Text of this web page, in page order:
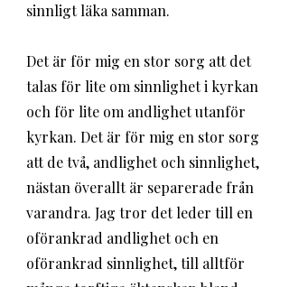
sinnligt läka samman.
Det är för mig en stor sorg att det
talas för lite om sinnlighet i kyrkan
och för lite om andlighet utanför
kyrkan. Det är för mig en stor sorg
att de två, andlighet och sinnlighet,
nästan överallt är separerade från
varandra. Jag tror det leder till en
oförankrad andlighet och en
oförankrad sinnlighet, till alltför